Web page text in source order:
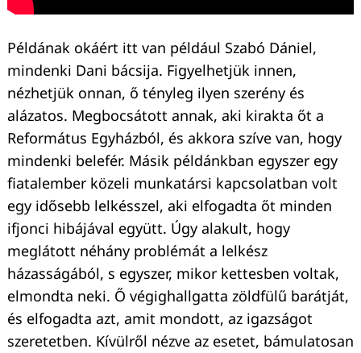
Példának okáért itt van például Szabó Dániel,
mindenki Dani bácsija. Figyelhetjük innen,
nézhetjük onnan, ő tényleg ilyen szerény és
alázatos. Megbocsátott annak, aki kirakta őt a
Református Egyházból, és akkora szíve van, hogy
mindenki belefér. Másik példánkban egyszer egy
fiatalember közeli munkatársi kapcsolatban volt
egy idősebb lelkésszel, aki elfogadta őt minden
ifjonci hibájával együtt. Úgy alakult, hogy
meglátott néhány problémát a lelkész
házasságából, s egyszer, mikor kettesben voltak,
elmondta neki. Ő végighallgatta zöldfülű barátját,
és elfogadta azt, amit mondott, az igazságot
szeretetben. Kívülről nézve az esetet, bámulatosan